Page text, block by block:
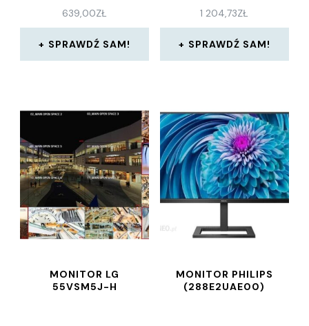
639,00ZŁ
SPRAWDŹ SAM!
1 204,73ZŁ
SPRAWDŹ SAM!
MONITOR LG
55VSM5J-H
MONITOR PHILIPS
(288E2UAE00)